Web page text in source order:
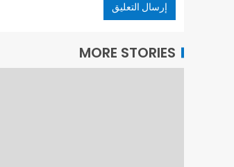
MORE STORIES